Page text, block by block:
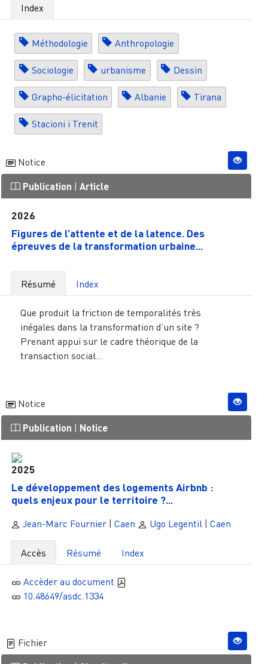
Index
Méthodologie Anthropologie
Sociologie urbanisme Dessin
Grapho-élicitation Albanie Tirana
Stacioni i Trenit
Notice
Publication Article
2026
Figures de l’attente et de la latence. Des
épreuves de la transformation urbaine...
Résumé Index
Que produit la friction de temporalités très
inégales dans la transformation d’un site ?
Prenant appui sur le cadre théorique de la
transaction social...
Notice
Publication Notice
2025
Le développement des logements Airbnb :
quels enjeux pour le territoire ?...
Jean-Marc Fournier| Caen Ugo Legentil | Caen
Accès Résumé Index
Accèder au document
10.48649/asdc.1334
Fichier